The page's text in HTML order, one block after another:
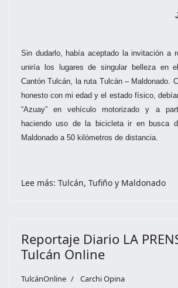
Sin dudarlo, había aceptado la invitación a
uniría los lugares de singular belleza en
Cantón Tulcán, la ruta Tulcán – Maldonado.
honesto con mi edad y el estado físico,
“Azuay” en vehículo motorizado y a
haciendo uso de la bicicleta ir en busca
Maldonado a 50 kilómetros de distancia.
Lee más: Tulcán, Tufiño y Maldonado
Reportaje Diario LA
Tulcán Online
TulcánOnline Carchi Opina